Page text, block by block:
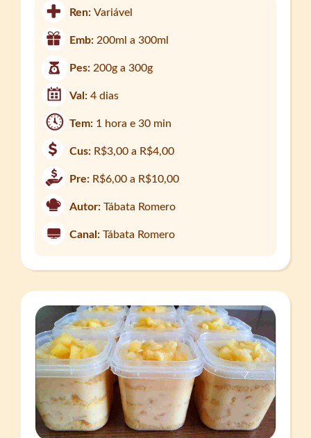
Ren:Variável
Emb:200ml a 300ml
Pes:200g a 300g
Val:4 dias
Tem: 1 hora e 30 min
Cus: R$3,00 a R$4,00
Pre: R$6,00 a R$10,00
Autor: Tábata Romero
Canal: Tábata Romero